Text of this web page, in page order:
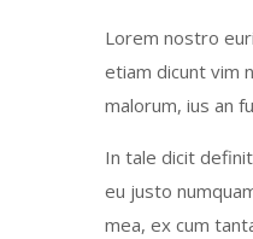
Lorem nostro
etiam dicunt vim
malorum, ius an
In tale dicit
eu justo
mea, ex cum